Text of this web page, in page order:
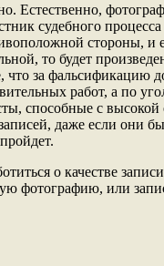
Естественно,
судебного процесса
стороны, и
то будет
что за фальсификацию
работ, а по
способные с высокой
даже если они
о качестве
фотографию, или